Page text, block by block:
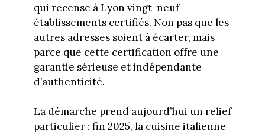
qui recense à Lyon vingt-neuf
établissements certifiés. Non pas que les
autres adresses soient à écarter, mais
parce que cette certification offre une
garantie sérieuse et indépendante
d’authenticité.
La démarche prend aujourd’hui un relief
particulier : fin 2025, la cuisine italienne